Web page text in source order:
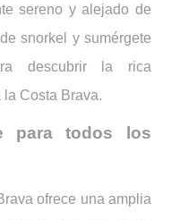
sereno y alejado de
snorkel y sumérgete
descubrir la rica
Costa Brava.
para todos los
ofrece una amplia